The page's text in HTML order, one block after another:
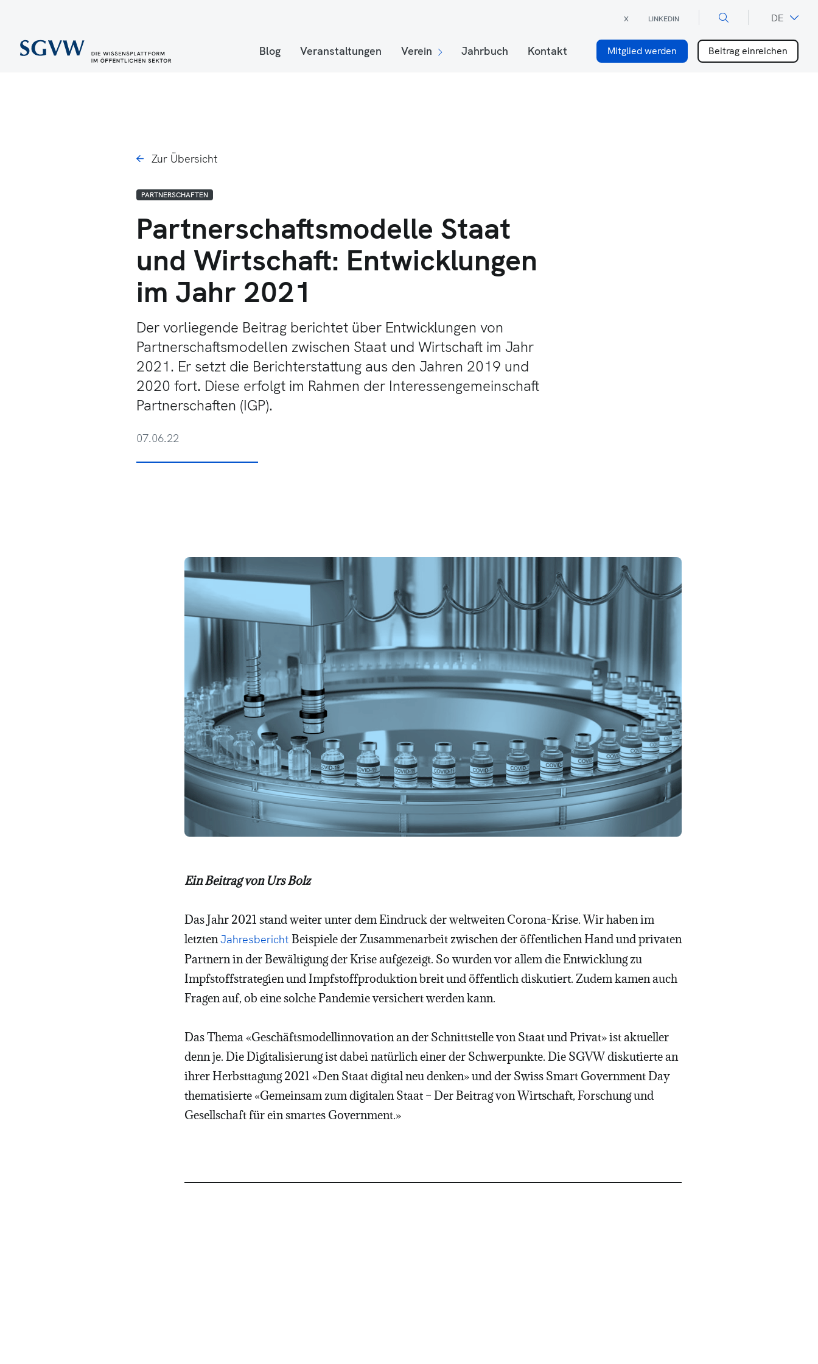
X LINKEDIN
DE
Blog Veranstaltungen Verein Jahrbuch Kontakt Mitglied werden Beitrag einreichen
×
Zur Übersicht
PARTNERSCHAFTEN
Partnerschaftsmodelle Staat
und Wirtschaft: Entwicklungen
im Jahr 2021
Der vorliegende Beitrag berichtet über Entwicklungen von
Partnerschaftsmodellen zwischen Staat und Wirtschaft im Jahr
2021. Er setzt die Berichterstattung aus den Jahren 2019 und
2020 fort. Diese erfolgt im Rahmen der Interessengemeinschaft
Partnerschaften (IGP).
07.06.22
Ein Beitrag von Urs Bolz
Das Jahr 2021 stand weiter unter dem Eindruck der weltweiten Corona-Krise. Wir haben im
letztenJahresbericht Beispiele der Zusammenarbeit zwischen der öffentlichen Hand und privaten
Partnern in der Bewältigung der Krise aufgezeigt. So wurden vor allem die Entwicklung zu
Impfstoffstrategien und Impfstoffproduktion breit und öffentlich diskutiert. Zudem kamen auch
Fragen auf, ob eine solche Pandemie versichert werden kann.
Das Thema «Geschäftsmodellinnovation an der Schnittstelle von Staat und Privat» ist aktueller
denn je. Die Digitalisierung ist dabei natürlich einer der Schwerpunkte. Die SGVW diskutierte an
ihrer Herbsttagung 2021 «Den Staat digital neu denken» und der Swiss Smart Government Day
thematisierte «Gemeinsam zum digitalen Staat – Der Beitrag von Wirtschaft, Forschung und
Gesellschaft für ein smartes Government.»